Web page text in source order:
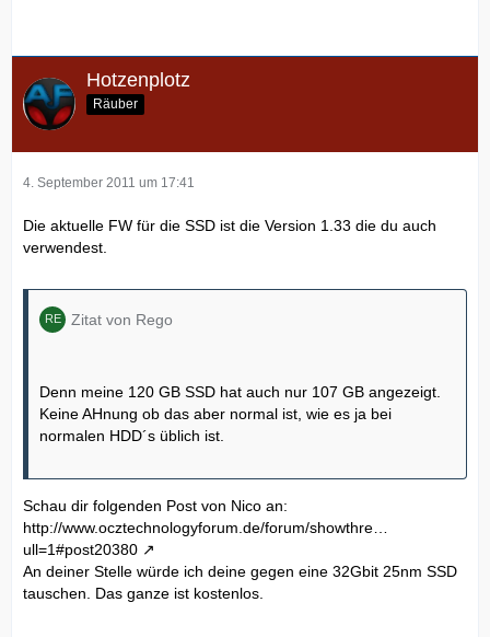
Hotzenplotz
Räuber
4. September 2011 um 17:41
Die aktuelle FW für die SSD ist die Version 1.33 die du auch
verwendest.
Zitat von Rego
Denn meine 120 GB SSD hat auch nur 107 GB angezeigt.
Keine AHnung ob das aber normal ist, wie es ja bei
normalen HDD´s üblich ist.
Schau dir folgenden Post von Nico an:
http://www.ocztechnologyforum.de/forum/showthre…
ull=1#post20380
An deiner Stelle würde ich deine gegen eine 32Gbit 25nm SSD
tauschen. Das ganze ist kostenlos.